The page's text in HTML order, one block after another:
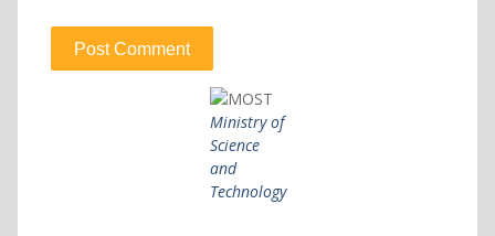
Ministry of
Science
and
Technology